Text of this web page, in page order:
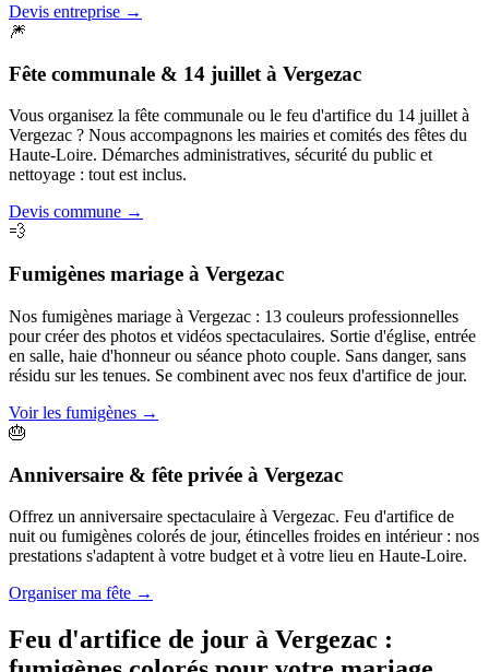
Devis entreprise →
🎆
Fête communale & 14 juillet à Vergezac
Vous organisez la fête communale ou le feu d'artifice du 14 juillet à
Vergezac ? Nous accompagnons les mairies et comités des fêtes du
Haute-Loire. Démarches administratives, sécurité du public et
nettoyage : tout est inclus.
Devis commune →
💨
Fumigènes mariage à Vergezac
Nos fumigènes mariage à Vergezac : 13 couleurs professionnelles
pour créer des photos et vidéos spectaculaires. Sortie d'église, entrée
en salle, haie d'honneur ou séance photo couple. Sans danger, sans
résidu sur les tenues. Se combinent avec nos feux d'artifice de jour.
Voir les fumigènes →
🎂
Anniversaire & fête privée à Vergezac
Offrez un anniversaire spectaculaire à Vergezac. Feu d'artifice de
nuit ou fumigènes colorés de jour, étincelles froides en intérieur : nos
prestations s'adaptent à votre budget et à votre lieu en Haute-Loire.
Organiser ma fête →
Feu d'artifice de jour à Vergezac :